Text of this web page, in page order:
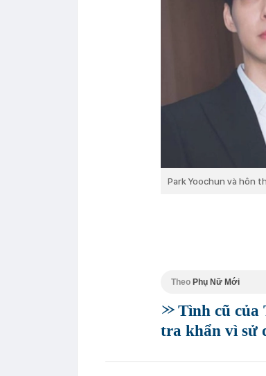
Park Yoochun và hôn
Theo Phụ Nữ Mới
Tình cũ của
tra khẩn vì sử